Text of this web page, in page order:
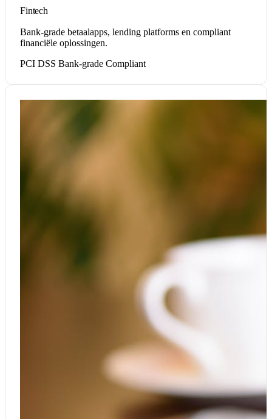
Fintech
Bank-grade betaalapps, lending platforms en compliant
financiële oplossingen.
PCI DSS Bank-grade Compliant